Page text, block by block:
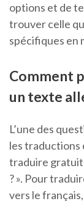
options et de
trouver celle
spécifiques en
Comment
un texte
L’une des
les traductions
traduire
? ». Pour
vers le